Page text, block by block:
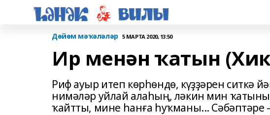
Дөйөм мәҡәләләр 5 МАРТА 2020, 13:50
Ир менән ҡатын
Риф ауыр итеп көрһөндө, күҙҙәрен ситкә
нимәләр уйлай алаһың, ләкин мин
ҡайтты, мине һанға һуҡманы... Сәбәптәре